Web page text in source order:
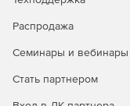
CAD-приложений,
Разнообразие
Распродажа
Семинары и вебинары
Стать партнером